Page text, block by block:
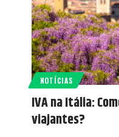
NOTÍCIAS
IVA na Itália:
viajantes?